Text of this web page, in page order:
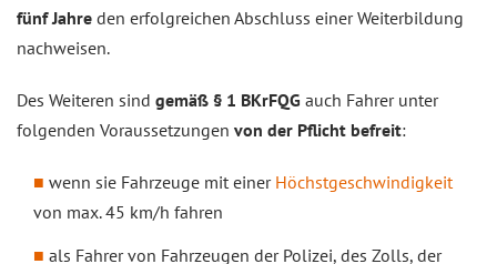
fünf Jahre den erfolgreichen Abschluss einer Weiterbildung
nachweisen.
Des Weiteren sind gemäß § 1 BKrFQG auch Fahrer unter
folgenden Voraussetzungen von der Pflicht befreit:
wenn sie Fahrzeuge mit einer Höchstgeschwindigkeit
von max. 45 km/h fahren
als Fahrer von Fahrzeugen der Polizei, des Zolls, der